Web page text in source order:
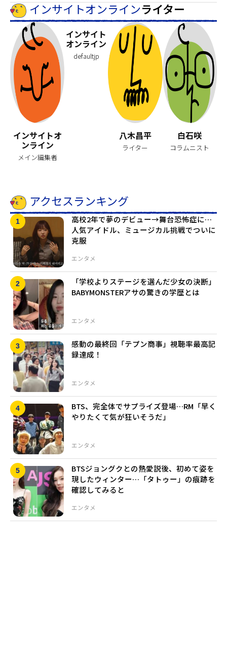
インサイトオンラインライター
インサイトオ
ンライン
メイン編集者
インサイト
オンライン
defaultjp
八木昌平
ライター
白石咲
コラムニスト
アクセスランキング
エンタメ
高校2年で夢のデビュー→舞台恐怖症に…
人気アイドル、ミュージカル挑戦でついに
克服
エンタメ
「学校よりステージを選んだ少女の決断」
BABYMONSTERアサの驚きの学歴とは
エンタメ
感動の最終回「テプン商事」視聴率最高記
録達成！
エンタメ
BTS、完全体でサプライズ登場…RM「早く
やりたくて気が狂いそうだ」
エンタメ
BTSジョングクとの熱愛説後、初めて姿を
現したウィンター…「タトゥー」の痕跡を
確認してみると